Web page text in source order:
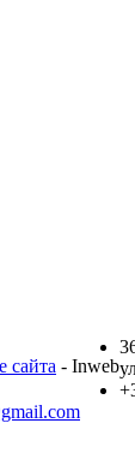
сайта - Inweb